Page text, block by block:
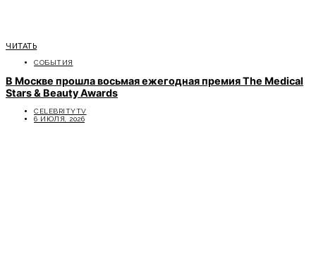
ЧИТАТЬ
СОБЫТИЯ
В Москве прошла восьмая ежегодная премия The Medical
Stars & Beauty Awards
CELEBRITYTV
6 ИЮЛЯ, 2026